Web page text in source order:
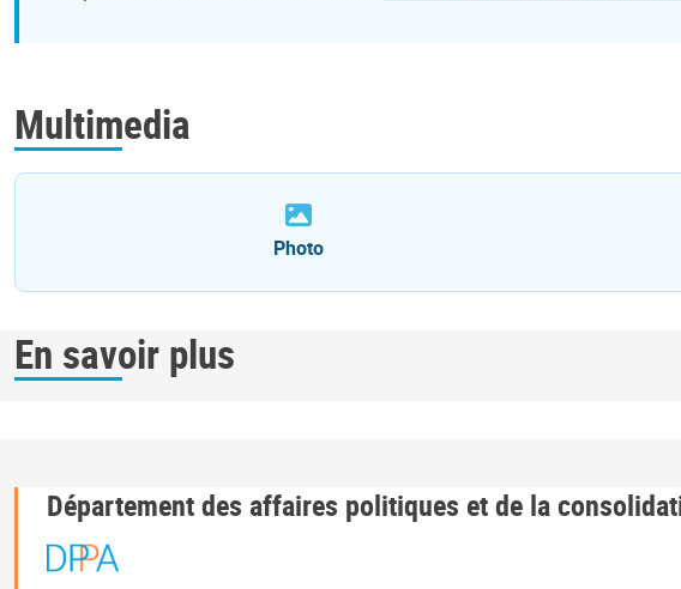
Multimedia
Photo
En savoir plus
Département des affaires politiques et de la